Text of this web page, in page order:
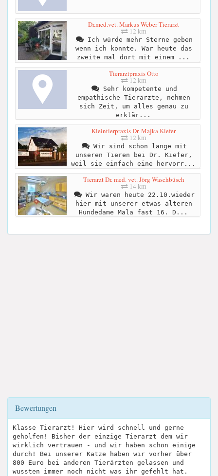
Dr.med.vet. Markus Weber Tierarzt
12 km
Ich würde mehr Sterne geben
wenn ich könnte. War heute das
zweite mal dort mit einem ...
Tierarztpraxis Otto
12 km
Sehr kompetente und
empathische Tierärzte, nehmen
sich Zeit, um alles genau zu
erklär...
Kleintierpraxis Dr. Majka Kiefer
12 km
Wir sind schon lange mit
unseren Tieren bei Dr. Kiefer,
weil sie einfach eine hervorr...
Tierarzt Dr. med. vet. Jörg Waschbüsch
14 km
Wir waren heute 22.10.wieder
hier mit unserer etwas älteren
Hundedame Mala fast 16. D...
Bewertungen
Klasse Tierarzt! Hier wird schnell und gerne
geholfen! Bisher der einzige Tierarzt dem wir
wirklich vertrauen - und wir haben schon einige
durch! Bei unserer Katze haben wir vorher über
800 Euro bei anderen Tierärzten gelassen und
wussten immer noch nicht was ihr gefehlt hat.